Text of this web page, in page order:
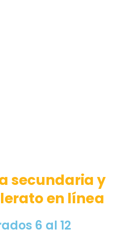
secundaria y
en línea
6 al 12